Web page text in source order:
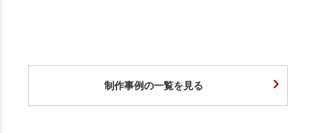
制作事例の一覧を見る